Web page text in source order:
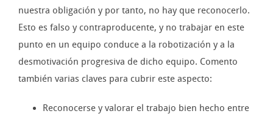
nuestra obligación y por tanto, no hay que reconocerlo.
Esto es falso y contraproducente, y no trabajar en este
punto en un equipo conduce a la robotización y a la
desmotivación progresiva de dicho equipo. Comento
también varias claves para cubrir este aspecto:
Reconocerse y valorar el trabajo bien hecho entre